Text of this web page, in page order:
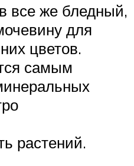
все же бледный,
для
цветов.
самым
растений.